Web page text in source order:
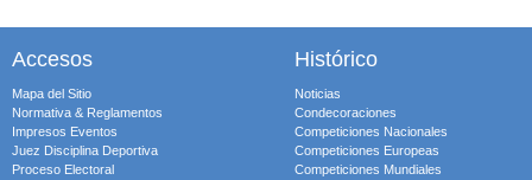
Accesos
Mapa del Sitio
Normativa & Reglamentos
Impresos Eventos
Juez Disciplina Deportiva
Proceso Electoral
Histórico
Noticias
Condecoraciones
Competiciones Nacionales
Competiciones Europeas
Competiciones Mundiales